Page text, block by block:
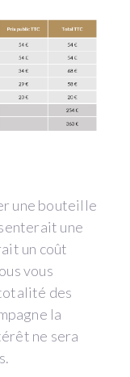
une bouteille
une
un coût
vous
des
la
ne sera